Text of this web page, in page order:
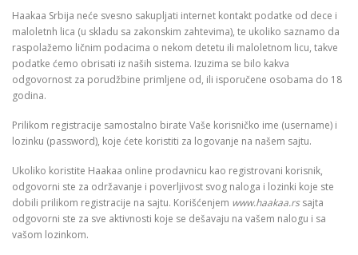
Haakaa Srbija neće svesno sakupljati internet kontakt podatke od dece i
maloletnh lica (u skladu sa zakonskim zahtevima), te ukoliko saznamo da
raspolažemo ličnim podacima o nekom detetu ili maloletnom licu, takve
podatke ćemo obrisati iz naših sistema. Izuzima se bilo kakva
odgovornost za porudžbine primljene od, ili isporučene osobama do 18
godina.
Prilikom registracije samostalno birate Vaše korisničko ime (username) i
lozinku (password), koje ćete koristiti za logovanje na našem sajtu.
Ukoliko koristite Haakaa online prodavnicu kao registrovani korisnik,
odgovorni ste za održavanje i poverljivost svog naloga i lozinki koje ste
dobili prilikom registracije na sajtu. Korišćenjem www.haakaa.rssajta
odgovorni ste za sve aktivnosti koje se dešavaju na vašem nalogu i sa
vašom lozinkom.